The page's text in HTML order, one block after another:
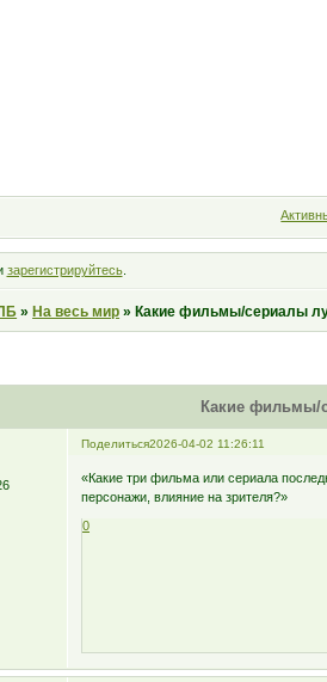
зарегистрируйтесь.
»На весь мир »Какие фильмы/сериалы
Какие фильмы/
Поделиться2026-04-02 11:26:11
«Какие три фильма или сериала
персонажи, влияние на зрителя?»
0